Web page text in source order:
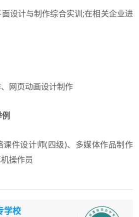
计与制作综合实训;在相关企业进
网页动画设计制作
例
件设计师(四级)、多媒体作品制作
操作员
学校